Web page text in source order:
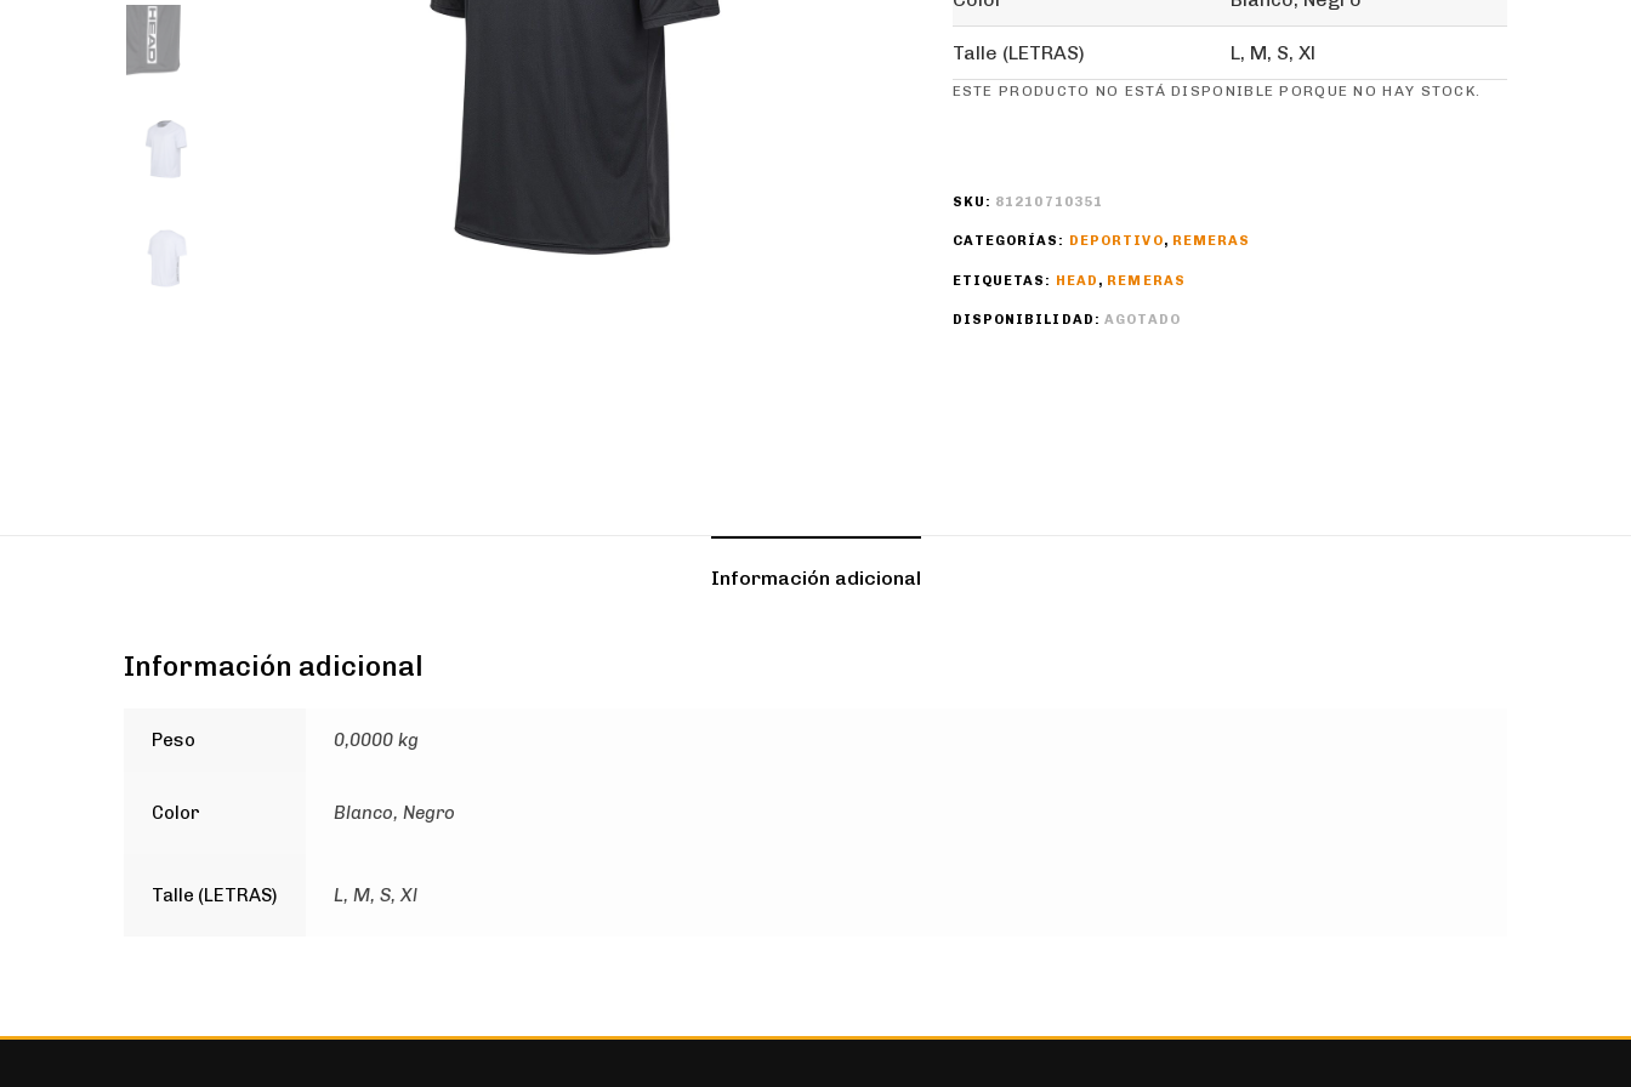
Talle (LETRAS) L, M, S, Xl
ESTE PRODUCTO NO ESTÁ DISPONIBLE PORQUE NO HAY STOCK.
SKU: 81210710351
CATEGORÍAS: DEPORTIVO, REMERAS
ETIQUETAS: HEAD , REMERAS
DISPONIBILIDAD:AGOTADO
Información adicional
Información adicional
Peso 0,0000 kg
Color Blanco, Negro
Talle (LETRAS) L, M, S, Xl